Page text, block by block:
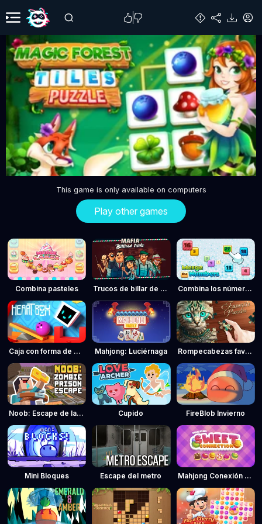
This game is only available on computers
Play other games
Combina pasteles Trucos de billar de la mafia Combina los números
Caja con forma de corazón Mahjong: Luciérnaga Rompecabezas favoritos
Noob: Escape de la cárcel de zombies Cupido FireBlob Invierno
Mini Bloques Escape del metro Mahjong Conexión de dulces